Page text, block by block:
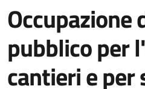
Occupazione
pubblico per
cantieri e per